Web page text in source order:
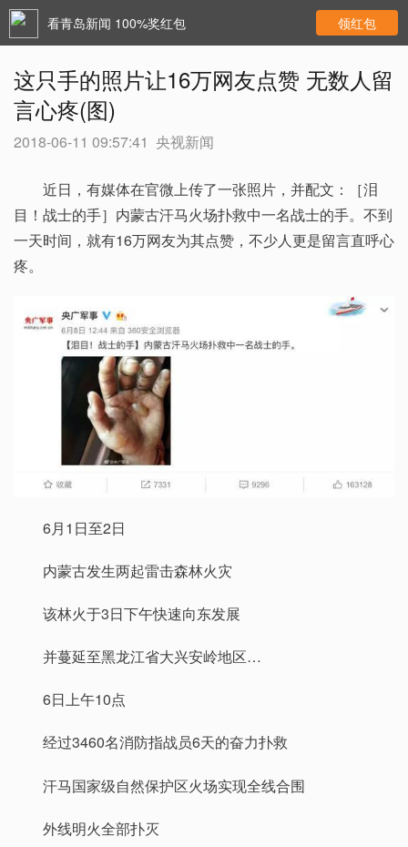
看青岛新闻 100%奖红包 领红包
这只手的照片让16万网友点赞 无数人留
言心疼(图)
2018-06-11 09:57:41 央视新闻
近日，有媒体在官微上传了一张照片，并配文：［泪
目！战士的手］内蒙古汗马火场扑救中一名战士的手。不到
一天时间，就有16万网友为其点赞，不少人更是留言直呼心
疼。
6月1日至2日
内蒙古发生两起雷击森林火灾
该林火于3日下午快速向东发展
并蔓延至黑龙江省大兴安岭地区…
6日上午10点
经过3460名消防指战员6天的奋力扑救
汗马国家级自然保护区火场实现全线合围
外线明火全部扑灭